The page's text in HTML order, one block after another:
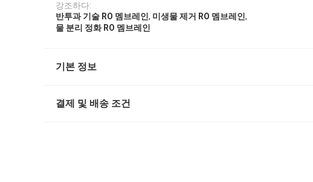
강조하다:
반투과 기술 RO 멤브레인, 미생물 제거 RO 멤브레인,
물 분리 정화 RO 멤브레인
기본 정보
결제 및 배송 조건